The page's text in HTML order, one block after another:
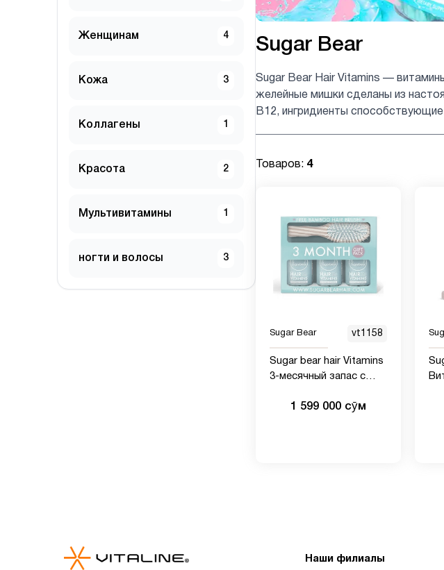
Женщинам 4
Кожа 3
Коллагены 1
Красота 2
Мультивитамины 1
ногти и волосы 3
Sugar Bear
Sugar Bear Hair Vitamins —
желейные мишки сделаны из
B12, ингридиенты
Товаров: 4
Sugar Bear vt1158
Sugar bear hair Vitamins
3-месячный запас с
для волос
1 599 000 сӯм
Наши филиалы